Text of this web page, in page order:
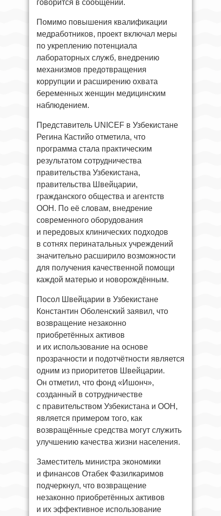
говорится в сообщении.
Помимо повышения квалификации
медработников, проект включал меры
по укреплению потенциала
лабораторных служб, внедрению
механизмов предотвращения
коррупции и расширению охвата
беременных женщин медицинским
наблюдением.
Представитель UNICEF в Узбекистане
Регина Кастийо отметила, что
программа стала практическим
результатом сотрудничества
правительства Узбекистана,
правительства Швейцарии,
гражданского общества и агентств
ООН. По её словам, внедрение
современного оборудования
и передовых клинических подходов
в сотнях перинатальных учреждений
значительно расширило возможности
для получения качественной помощи
каждой матерью и новорождённым.
Посол Швейцарии в Узбекистане
Константин Оболенский заявил, что
возвращение незаконно
приобретённых активов
и их использование на основе
прозрачности и подотчётности является
одним из приоритетов Швейцарии.
Он отметил, что фонд «Ишонч»,
созданный в сотрудничестве
с правительством Узбекистана и ООН,
является примером того, как
возвращённые средства могут служить
улучшению качества жизни населения.
Заместитель министра экономики
и финансов Отабек Фазилкаримов
подчеркнул, что возвращение
незаконно приобретённых активов
и их эффективное использование